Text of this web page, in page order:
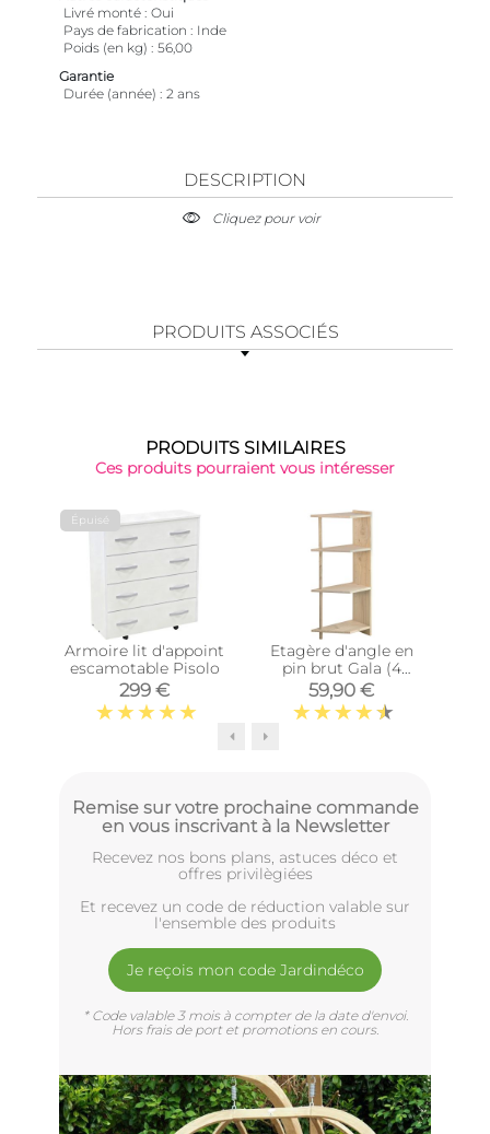
Livré monté Oui
Pays de fabrication
Inde
Poids (en kg)
56,00
Garantie
Durée (année)
2 ans
DESCRIPTION
Cliquez pour voir
PRODUITS ASSOCIÉS
PRODUITS SIMILAIRES
Ces produits pourraient vous intéresser
Épuisé
Armoire lit d'appoint
escamotable Pisolo
299 €
Etagère d'angle en
pin brut Gala (4
tablettes)
59,90 €
Remise sur votre prochaine commande
en vous inscrivant à la Newsletter
Recevez nos bons plans, astuces déco et
offres privilègiées
Et recevez un code de réduction valable sur
l'ensemble des produits
Je reçois mon code Jardindéco
* Code valable 3 mois à compter de la date d'envoi.
Hors frais de port et promotions en cours.